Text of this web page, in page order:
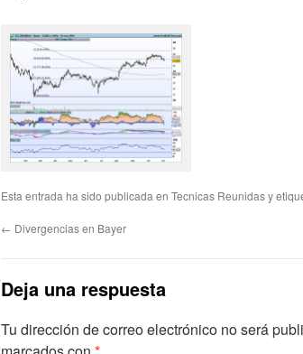
Esta entrada ha sido publicada en Tecnicas Reunidasy
← Divergencias en Bayer
Deja una respuesta
Tu dirección de correo electrónico no será